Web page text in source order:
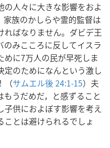
人々に大きな影響をおよ
族のかしらや霊的監督は
ればなりません。ダビデ王
みこころに反してイスラ
めに7万人の民が早死しま
定のためになんという激し
（サムエル後 24:1-15）夫
うだめだ，と感ずること
子供におよぼす影響を考え
ことは避けられるでしょ